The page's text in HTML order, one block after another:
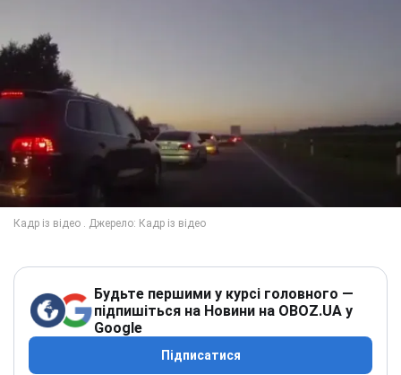
Будьте першими у курсі головного —
підпишіться на Новини на OBOZ.UA у
Google
Підписатися